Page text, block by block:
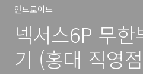
안드로이드
넥서스6P 무
기 (홍대 직영